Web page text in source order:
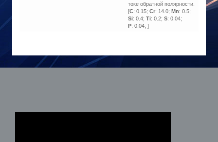
токе обратной полярности.
[C: 0.15; Cr: 14.0; Mn: 0.5;
Si: 0.4; Ti: 0.2; S: 0.04;
P: 0.04; ]